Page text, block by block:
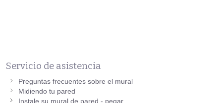
Servicio de asistencia
Preguntas frecuentes sobre el mural
Midiendo tu pared
Instale su mural de pared - pegar